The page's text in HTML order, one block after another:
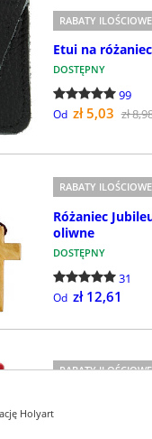
Holyart
RABATY ILOŚCIOWE
Etui na
DOSTĘPNY
99
Od zł 5,03 zł
RABATY ILOŚCIOWE
Różaniec
oliwne
DOSTĘPNY
31
Od zł 12,61
RABATY ILOŚCIOWE
NA ZAMÓWIENIE